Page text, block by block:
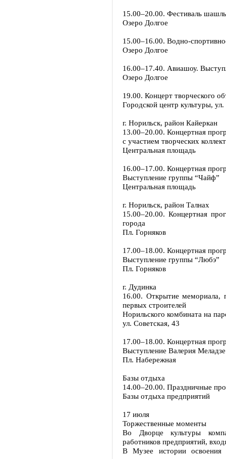
15.00–20.00. Фестиваль
Озеро Долгое
15.00–16.00. Водно-
Озеро Долгое
16.00–17.40. Авиашоу.
Озеро Долгое
19.00. Концерт творческого
Городской центр культуры,
г. Норильск, район Кайеркан
13.00–20.00. Концертная
с участием творческих
Центральная площадь
16.00–17.00. Концертная
Выступление группы “Чайф”
Центральная площадь
г. Норильск, район Талнах
15.00–20.00. Концертная
города
Пл. Горняков
17.00–18.00. Концертная
Выступление группы “Любэ”
Пл. Горняков
г. Дудинка
16.00. Открытие мемориала,
первых строителей
Норильского комбината на
ул. Советская, 43
17.00–18.00. Концертная
Выступление Валерия Меладзе
Пл. Набережная
Базы отдыха
14.00–20.00. Праздничные
Базы отдыха предприятий
17 июля
Торжественные моменты
Во Дворце культуры
работников предприятий,
В Музее истории